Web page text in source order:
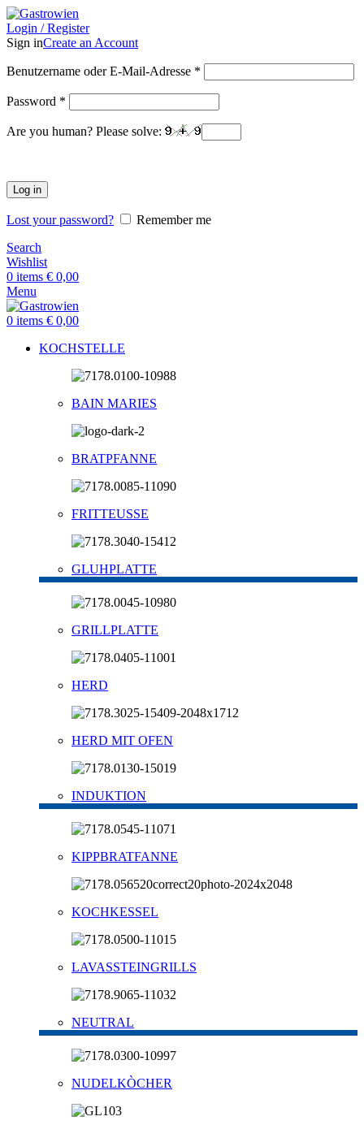
Login / Register
Sign inCreate an Account
Benutzername oder E-Mail-Adresse *
Password *
Are you human? Please solve:
Log in
Lost your password?
Remember me
Search
Wishlist
0 items € 0,00
Menu
0 items € 0,00
KOCHSTELLE
BAIN MARIES
BRATPFANNE
FRITTEUSSE
GLUHPLATTE
GRILLPLATTE
HERD
HERD MIT OFEN
INDUKTION
KIPPBRATFANNE
KOCHKESSEL
LAVASSTEINGRILLS
NEUTRAL
NUDELKÒCHER